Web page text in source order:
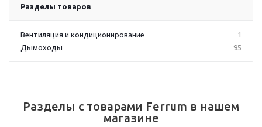
Разделы товаров
Вентиляция и кондиционирование
1
Дымоходы
95
Разделы с товарами Ferrum в нашем
магазине